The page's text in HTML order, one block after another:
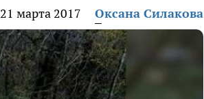
21 марта 2017 Оксана Силакова